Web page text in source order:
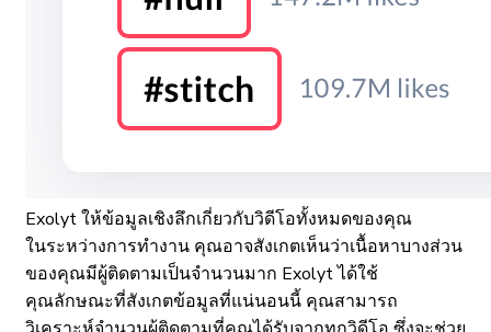
Exolyt ให้ข้อมูลเชิงลึกเกี่ยวกับวิดีโอทั้งหมดของคุณ
ในระหว่างการทำงาน คุณอาจสังเกตเห็นว่าเนื้อหาบางส่วน
ของคุณมีผู้ติดตามเป็นจำนวนมาก Exolyt ได้ใช้
คุณลักษณะที่สังเกตข้อมูลที่แน่นอนนี้ คุณสามารถ